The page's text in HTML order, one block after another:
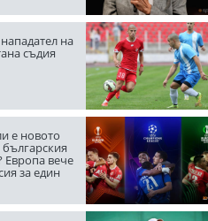
на
съдия
е новото
Европа вече
за един